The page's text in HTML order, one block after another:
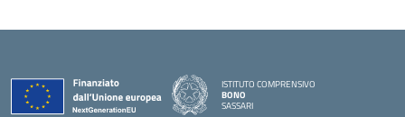
ISTITUTO COMPRENSIVO
BONO
SASSARI